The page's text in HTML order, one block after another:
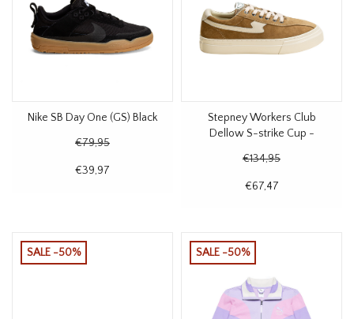
Nike SB Day One (GS) Black
€79,95
€39,97
Stepney Workers Club
Dellow S-strike Cup -
€134,95
€67,47
SALE -50% SALE -50%